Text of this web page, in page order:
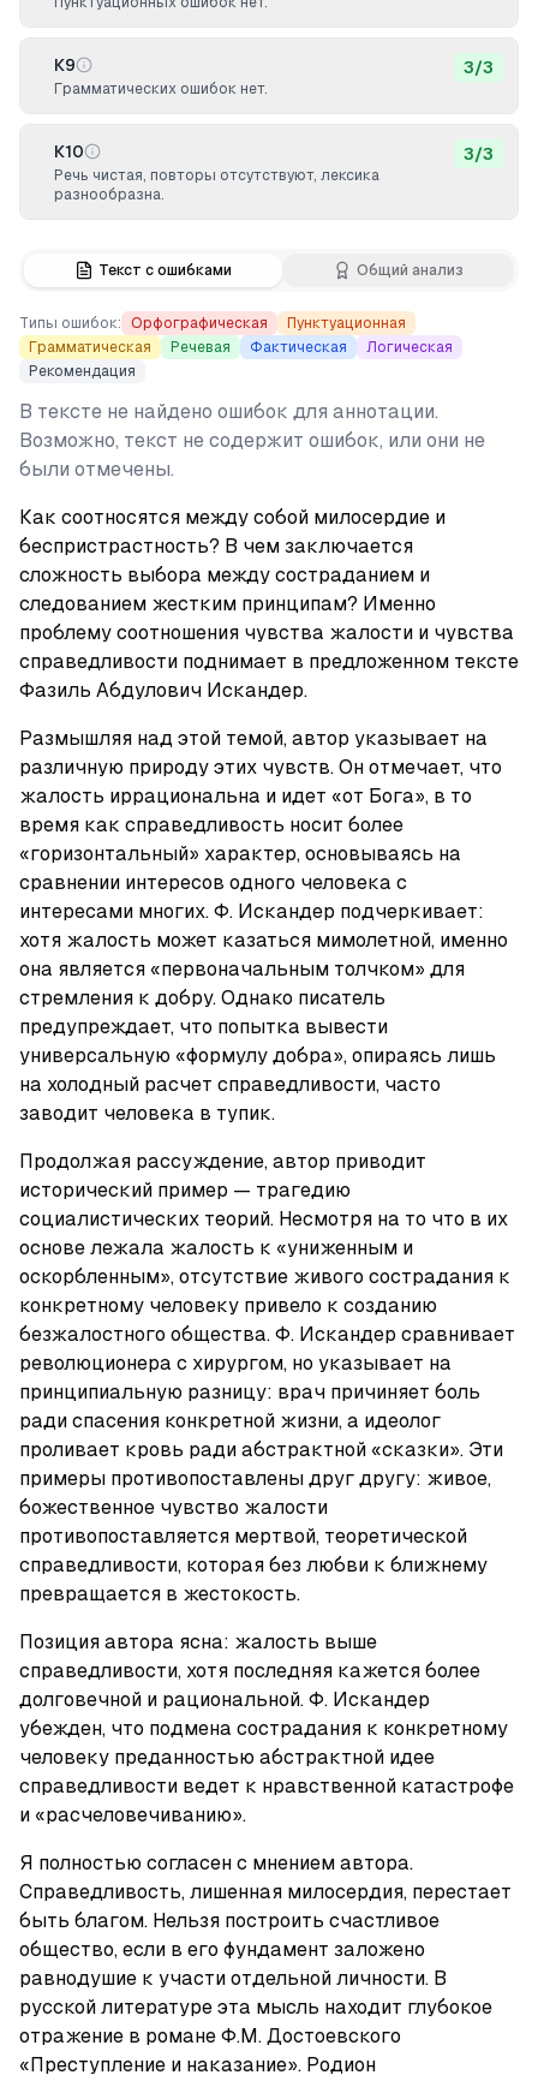
Текст с ошибками Общий анализ
Типы ошибок: Орфографическая
Пунктуационная
Грамматическая
Речевая Фактическая
Логическая
Рекомендация
В тексте не найдено ошибок для аннотации.
Возможно, текст не содержит ошибок, или они не
были отмечены.
Как соотносятся между собой милосердие и
беспристрастность? В чем заключается
сложность выбора между состраданием и
следованием жестким принципам? Именно
проблему соотношения чувства жалости и чувства
справедливости поднимает в предложенном тексте
Фазиль Абдулович Искандер.
Размышляя над этой темой, автор указывает на
различную природу этих чувств. Он отмечает, что
жалость иррациональна и идет «от Бога», в то
время как справедливость носит более
«горизонтальный» характер, основываясь на
сравнении интересов одного человека с
интересами многих. Ф. Искандер подчеркивает:
хотя жалость может казаться мимолетной, именно
она является «первоначальным толчком» для
стремления к добру. Однако писатель
предупреждает, что попытка вывести
универсальную «формулу добра», опираясь лишь
на холодный расчет справедливости, часто
заводит человека в тупик.
Продолжая рассуждение, автор приводит
исторический пример — трагедию
социалистических теорий. Несмотря на то что в их
основе лежала жалость к «униженным и
оскорбленным», отсутствие живого сострадания к
конкретному человеку привело к созданию
безжалостного общества. Ф. Искандер сравнивает
революционера с хирургом, но указывает на
принципиальную разницу: врач причиняет боль
ради спасения конкретной жизни, а идеолог
проливает кровь ради абстрактной «сказки». Эти
примеры противопоставлены друг другу: живое,
божественное чувство жалости
противопоставляется мертвой, теоретической
справедливости, которая без любви к ближнему
превращается в жестокость.
Позиция автора ясна: жалость выше
справедливости, хотя последняя кажется более
долговечной и рациональной. Ф. Искандер
убежден, что подмена сострадания к конкретному
человеку преданностью абстрактной идее
справедливости ведет к нравственной катастрофе
и «расчеловечиванию».
Я полностью согласен с мнением автора.
Справедливость, лишенная милосердия, перестает
быть благом. Нельзя построить счастливое
общество, если в его фундамент заложено
равнодушие к участи отдельной личности. В
русской литературе эта мысль находит глубокое
отражение в романе Ф.М. Достоевского
«Преступление и наказание». Родион
К9
Грамматических ошибок нет.
3/3
К10
Речь чистая, повторы отсутствуют, лексика
разнообразна.
3/3